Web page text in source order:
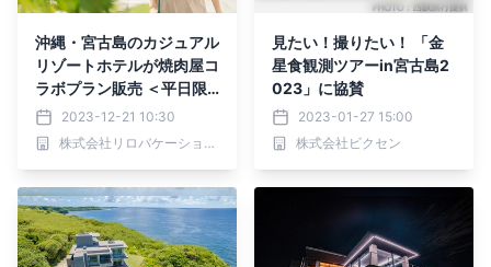
沖縄・宮古島のカジュアル
リゾートホテルが焼肉屋コ
ラボプラン販売 ＜平日限
定＞地元民人気のお店で夕
食を満喫
2023-12-21 10:30
株式会社リロバケーションズ
見たい！撮りたい！ 「金
星食観測ツアーin宮古島2
023」に協賛
2023-01-27 15:00
株式会社ビクセン